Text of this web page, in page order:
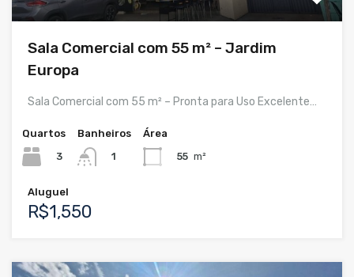
Sala Comercial com 55 m² – Jardim
Europa
Sala Comercial com 55 m² – Pronta para Uso Excelente…
Quartos
3
Banheiros
1
Área
55 m²
Aluguel
R$1,550